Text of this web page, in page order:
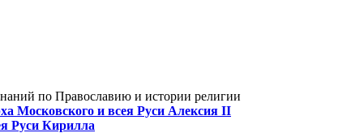
по Православию и истории религии
Московского и всея Руси Алексия II
Руси Кирилла